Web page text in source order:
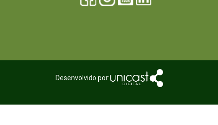
Desenvolvido por: